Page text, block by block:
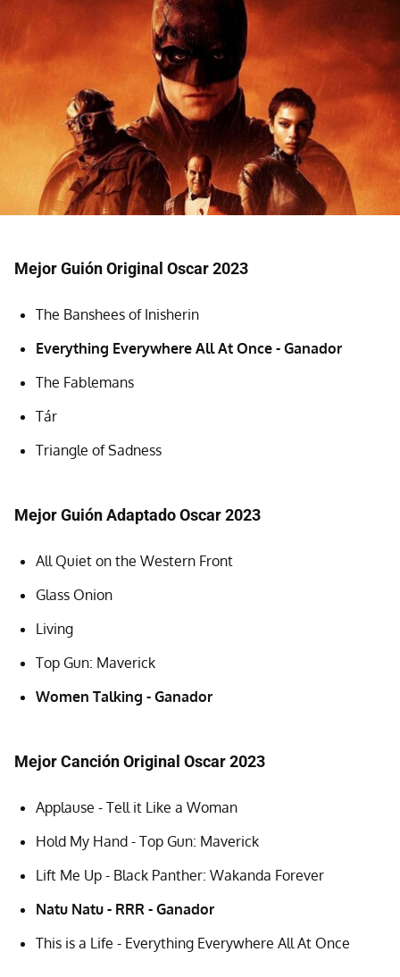
Mejor Guión Original Oscar 2023
The Banshees of Inisherin
Everything Everywhere All At Once - Ganador
The Fablemans
Tár
Triangle of Sadness
Mejor Guión Adaptado Oscar 2023
All Quiet on the Western Front
Glass Onion
Living
Top Gun: Maverick
Women Talking - Ganador
Mejor Canción Original Oscar 2023
Applause - Tell it Like a Woman
Hold My Hand - Top Gun: Maverick
Lift Me Up - Black Panther: Wakanda Forever
Natu Natu - RRR - Ganador
This is a Life - Everything Everywhere All At Once